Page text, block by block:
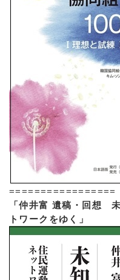
=================
「仲井富 遺稿・回想
トワークをゆく」